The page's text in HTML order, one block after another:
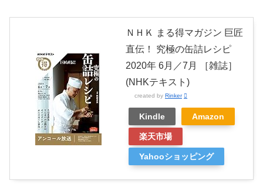
ＮＨＫ まる得マガジン 巨匠
直伝！ 究極の缶詰レシピ
2020年 6月／7月 ［雑誌］
(NHKテキスト)
created by Rinker
Kindle Amazon
楽天市場
Yahooショッピング